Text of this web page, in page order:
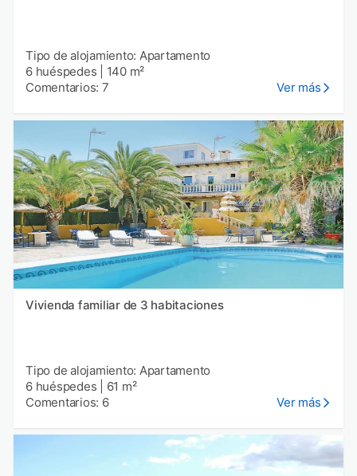
Tipo de alojamiento: Apartamento
6 huéspedes
140 m²
Comentarios: 7
Ver más
Vivienda familiar de 3 habitaciones
Tipo de alojamiento: Apartamento
6 huéspedes
61 m²
Comentarios: 6
Ver más